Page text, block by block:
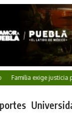
exige justicia por